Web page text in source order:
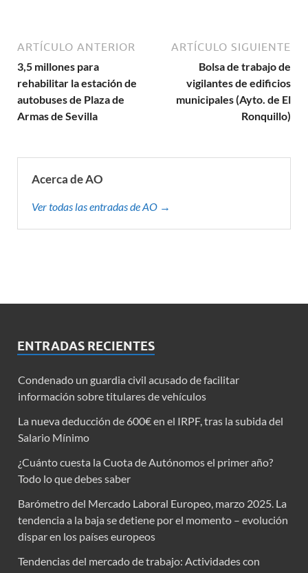
ARTÍCULO ANTERIOR
3,5 millones para
rehabilitar la estación de
autobuses de Plaza de
Armas de Sevilla
ARTÍCULO SIGUIENTE
Bolsa de trabajo de
vigilantes de edificios
municipales (Ayto. de El
Ronquillo)
Acerca de AO
Ver todas las entradas de AO →
ENTRADAS RECIENTES
Condenado un guardia civil acusado de facilitar
información sobre titulares de vehículos
La nueva deducción de 600€ en el IRPF, tras la subida del
Salario Mínimo
¿Cuánto cuesta la Cuota de Autónomos el primer año?
Todo lo que debes saber
Barómetro del Mercado Laboral Europeo, marzo 2025. La
tendencia a la baja se detiene por el momento – evolución
dispar en los países europeos
Tendencias del mercado de trabajo: Actividades con